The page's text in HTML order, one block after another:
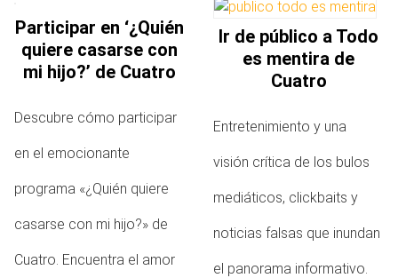
Participar en ‘¿Quién
quiere casarse con
mi hijo?’ de Cuatro
Descubre cómo participar
en el emocionante
programa «¿Quién quiere
casarse con mi hijo?» de
Cuatro. Encuentra el amor
Ir de público a Todo
es mentira de
Cuatro
Entretenimiento y una
visión crítica de los bulos
mediáticos, clickbaits y
noticias falsas que inundan
el panorama informativo.